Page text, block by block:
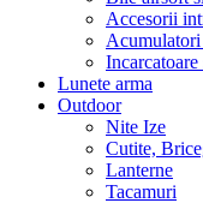
Accesorii
Lunete arma
Outdoor
Nite Ize
Cutite,
Lanterne
Tacamuri